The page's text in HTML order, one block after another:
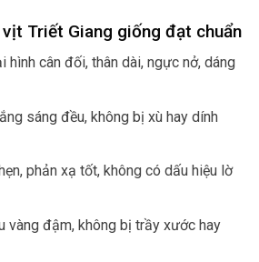
Triết Giang giống đạt chuẩn
hình cân đối, thân dài, ngực nở, dáng
sáng đều, không bị xù hay dính
phản xạ tốt, không có dấu hiệu lờ
vàng đậm, không bị trầy xước hay